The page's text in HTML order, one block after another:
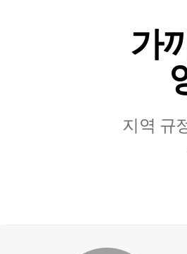
가
지역 규